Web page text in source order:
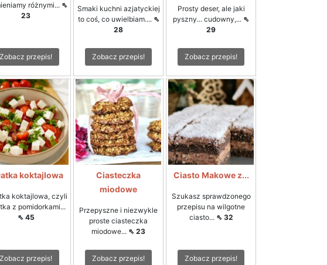
różnymi... ⇖
23
Zobacz przepis!
Smaki kuchni azjatyckiej
to coś, co uwielbiam.... ⇖
28
Zobacz przepis!
Prosty deser, ale jaki
pyszny... cudowny,... ⇖
29
Zobacz przepis!
koktajlowa
koktajlowa, czyli
z pomidorkami...
⇖ 45
Zobacz przepis!
Ciasteczka
miodowe
Przepyszne i niezwykle
proste ciasteczka
miodowe... ⇖ 23
Zobacz przepis!
Ciasto Makowe z...
Szukasz sprawdzonego
przepisu na wilgotne
ciasto... ⇖ 32
Zobacz przepis!